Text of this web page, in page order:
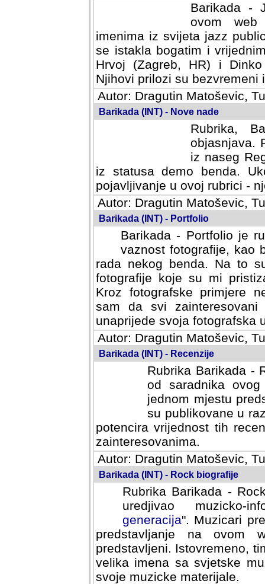
Barikada -
ovom web
imenima iz svijeta jazz
se istakla bogatim i
Hrvoj (Zagreb, HR) i
Njihovi prilozi su bezvremeni
Autor: Dragutin Matoševic,
Barikada (INT) - Nove nade
Rubrika,
objasnjava.
iz naseg
iz statusa demo benda.
pojavljivanje u ovoj rubrici -
Autor: Dragutin Matoševic,
Barikada (INT) - Portfolio
Barikada - Portfolio je
vaznost fotografije, kao
rada nekog benda. Na to
fotografije koje su mi
fotografske primjere
svi zainteresovani
svoja fotografska umijeca.
Autor: Dragutin Matoševic,
Barikada (INT) - Recenzije
Rubrika Barikada -
od saradnika
jednom mjestu
su publikovane u
potencira vrijednost tih
zainteresovanima.
Autor: Dragutin Matoševic,
Barikada (INT) - Rock biografije
Rubrika Barikada -
uredjivao muzicko-
Muzicari predstavljeni u
na ovom web portalu
Istovremeno, tim nacinom
sa svjetske muzicke scene
materijale.